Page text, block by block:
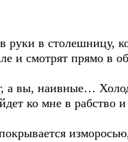
в столешницу,
и смотрят прямо в
вы, наивные…
ко мне в